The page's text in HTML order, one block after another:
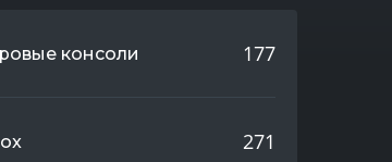
консоли 177
271